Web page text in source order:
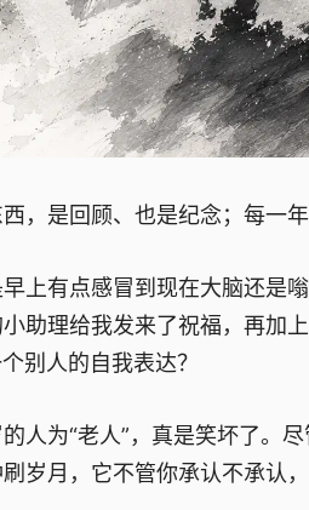
，是回顾、也是纪念；每一
上有点感冒到现在大脑还是
助理给我发来了祝福，再加
别人的自我表达？
人为“老人”，真是笑坏了。
岁月，它不管你承认不承认